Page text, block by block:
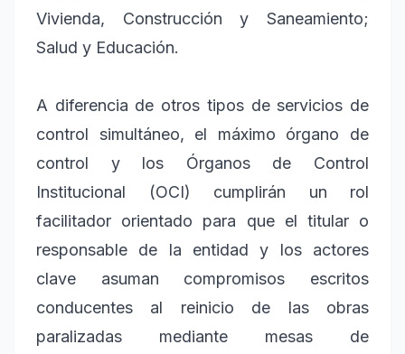
Vivienda, Construcción y Saneamiento;
Salud y Educación.
A diferencia de otros tipos de servicios de
control simultáneo, el máximo órgano de
control y los Órganos de Control
Institucional (OCI) cumplirán un rol
facilitador orientado para que el titular o
responsable de la entidad y los actores
clave asuman compromisos escritos
conducentes al reinicio de las obras
paralizadas mediante mesas de